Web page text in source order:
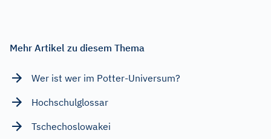
Mehr Artikel zu diesem Thema
Wer ist wer im Potter-Universum?
Hochschulglossar
Tschechoslowakei